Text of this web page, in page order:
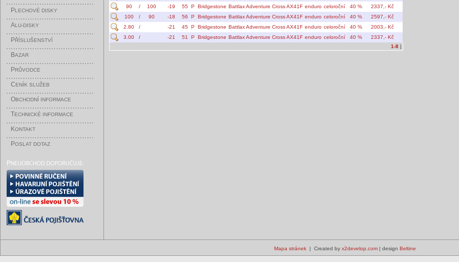
PLECHOVÉ DISKY
ALU-DISKY
PŘÍSLUŠENSTVÍ
BAZAR
PRŮVODCE
CENÍK SLUŽEB
OBCHODNÍ INFORMACE
TECHNICKÉ INFORMACE
KONTAKT
POSLAT DOTAZ
90
/ 100 -19 55 P Bridgestone Battlax Adventure Cross AX41F enduro celoroční 40 %
2337,- Kč
100
/ 90 -18 56 P Bridgestone Battlax Adventure Cross AX41F enduro celoroční 40 %
2597,- Kč
2.80
/ -21 45 P Bridgestone Battlax Adventure Cross AX41F enduro celoroční 40 %
2003,- Kč
3.00
/ -21 51 P Bridgestone Battlax Adventure Cross AX41F enduro celoroční 40 %
2337,- Kč
1-8
Mapa stránek| Created by x2develop.com| design Beltine